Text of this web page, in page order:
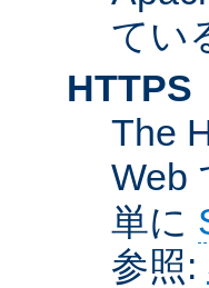
てい
HTTPS
The
Web
単に
参照: